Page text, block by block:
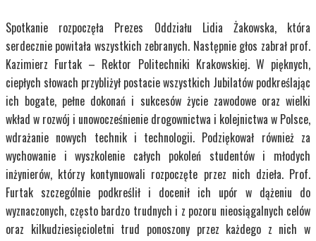
Spotkanie rozpoczęła Prezes Oddziału Lidia Żakowska, która
serdecznie powitała wszystkich zebranych. Następnie głos zabrał prof.
Kazimierz Furtak – Rektor Politechniki Krakowskiej. W pięknych,
ciepłych słowach przybliżył postacie wszystkich Jubilatów podkreślając
ich bogate, pełne dokonań i sukcesów życie zawodowe oraz wielki
wkład w rozwój i unowocześnienie drogownictwa i kolejnictwa w Polsce,
wdrażanie nowych technik i technologii. Podziękował również za
wychowanie i wyszkolenie całych pokoleń studentów i młodych
inżynierów, którzy kontynuowali rozpoczęte przez nich dzieła. Prof.
Furtak szczególnie podkreślił i docenił ich upór w dążeniu do
wyznaczonych, często bardzo trudnych i z pozoru nieosiągalnych celów
oraz kilkudziesięcioletni trud ponoszony przez każdego z nich w